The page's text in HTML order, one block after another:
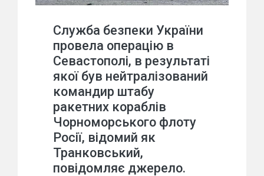
Служба безпеки України
провела операцію в
Севастополі, в результаті
якої був нейтралізований
командир штабу
ракетних кораблів
Чорноморського флоту
Росії, відомий як
Транковський,
повідомляє джерело.